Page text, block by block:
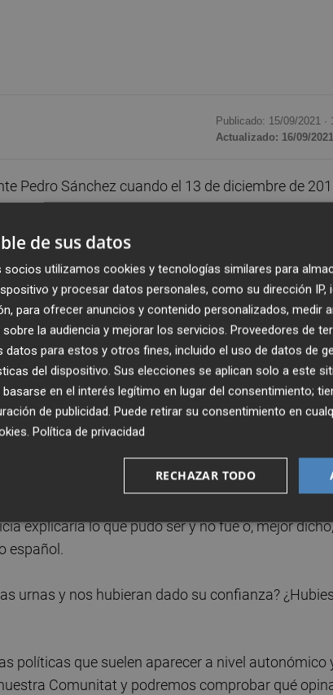
Publicado: 15/09/2021 ·
Actualizado: 16/09/
Pedro Sánchez cuando el 13 de diciembre de
que con un gobierno del PSOE la Comunitat
no cambiarían? Que, con el PSOE en el poder, el
había pasado con los gobiernos del PP.
sigamos igual. Mejor dicho, estamos peor y las
de Valencia escuchamos la misma afirmación de
y sí el PP por aquel entonces y ahora el PSOE?
sociedad
explicaría lo que pudo ser y no fue o, mejor
español.
urnas y nos hubieran dado su confianza?
políticas que suelen aparecer a nivel autonómico
Comunitat y podremos comprobar qué
de sus datos
utilizamos cookies y tecnologías similares para
y procesar datos personales, como su dirección IP,
para ofrecer anuncios y contenido personalizados, medir
la audiencia y mejorar los servicios. Proveedores de
datos para estos y otros fines, incluido el uso de datos de
del dispositivo. Sus elecciones se aplican solo a este
en el interés legítimo en lugar del consentimiento;
de publicidad. Puede retirar su consentimiento en
. Política de privacidad
RECHAZAR TODO